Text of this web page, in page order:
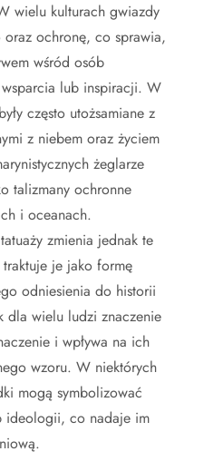
wielu kulturach gwiazdy
ochronę, co sprawia,
wśród osób
lub inspiracji. W
często utożsamiane z
z niebem oraz życiem
żeglarze
talizmany ochronne
i oceanach.
zmienia jednak te
je jako formę
odniesienia do historii
dla wielu ludzi znaczenie
i wpływa na ich
wzoru. W niektórych
mogą symbolizować
ideologii, co nadaje im